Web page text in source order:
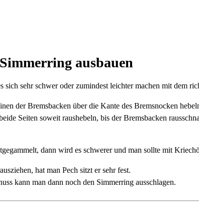
ausbauen
sich sehr schwer oder zumindest leichter machen mit dem
der Bremsbacken über die Kante des Bremsnocken
Seiten soweit raushebeln, bis der Bremsbacken
dann wird es schwerer und man sollte mit
hat man Pech sitzt er sehr fest.
kann man dann noch den Simmerring ausschlagen.